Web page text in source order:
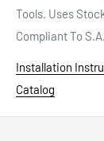
Tools. Uses
Compliant To
Installation
Catalog